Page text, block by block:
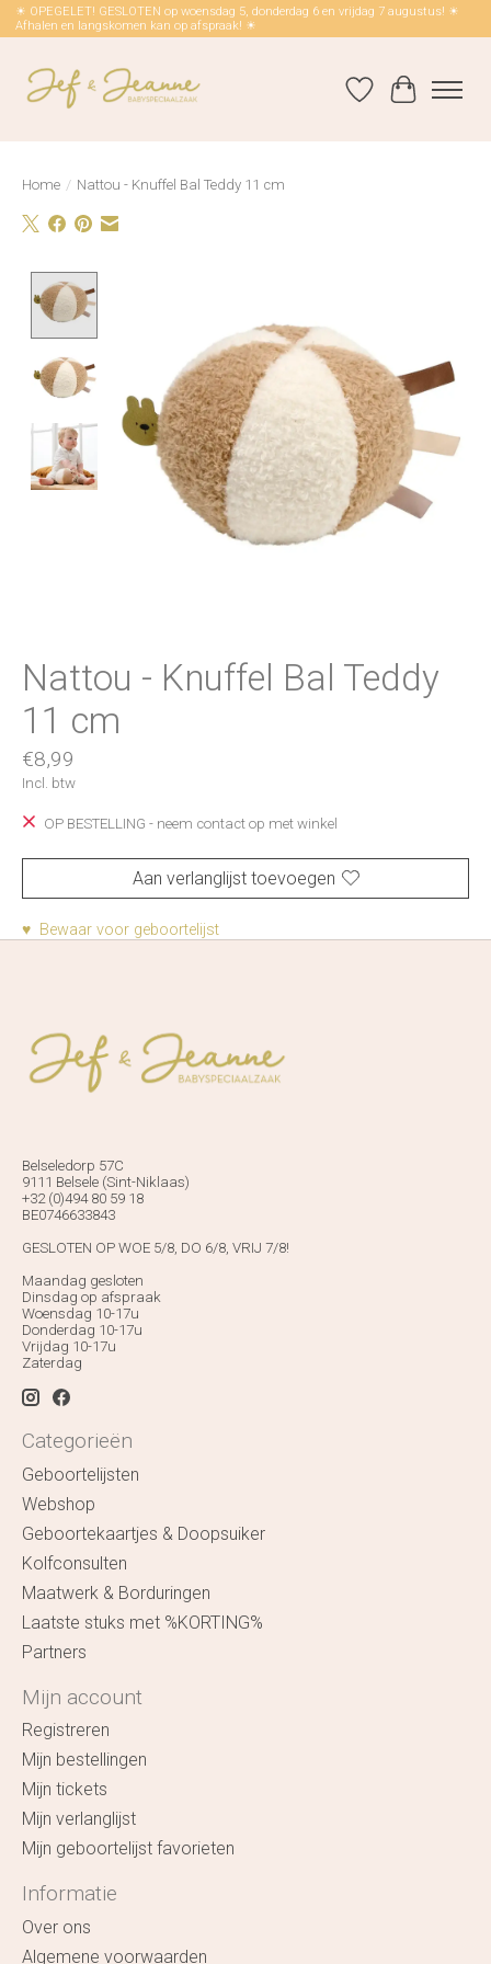
☀ OPEGELET! GESLOTEN op woensdag 5, donderdag 6 en vrijdag 7 augustus! ☀
Afhalen en langskomen kan op afspraak! ☀
Verlanglijst
Home / Nattou - Knuffel Bal Teddy 11 cm
Nattou - Knuffel Bal Teddy
11 cm
€8,99
Incl. btw
OP BESTELLING - neem contact op met winkel
Aan verlanglijst toevoegen
♥ Bewaar voor geboortelijst
Belseledorp 57C
9111 Belsele (Sint-Niklaas)
+32 (0)494 80 59 18
BE0746633843
GESLOTEN OP WOE 5/8, DO 6/8, VRIJ 7/8!
Maandag gesloten
Dinsdag op afspraak
Woensdag 10-17u
Donderdag 10-17u
Vrijdag 10-17u
Zaterdag
Categorieën
Geboortelijsten
Webshop
Geboortekaartjes & Doopsuiker
Kolfconsulten
Maatwerk & Borduringen
Laatste stuks met %KORTING%
Partners
Mijn account
Registreren
Mijn bestellingen
Mijn tickets
Mijn verlanglijst
Mijn geboortelijst favorieten
Informatie
Over ons
Algemene voorwaarden